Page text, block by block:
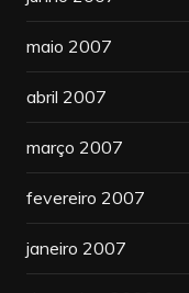
maio 2007
abril 2007
março 2007
fevereiro 2007
janeiro 2007